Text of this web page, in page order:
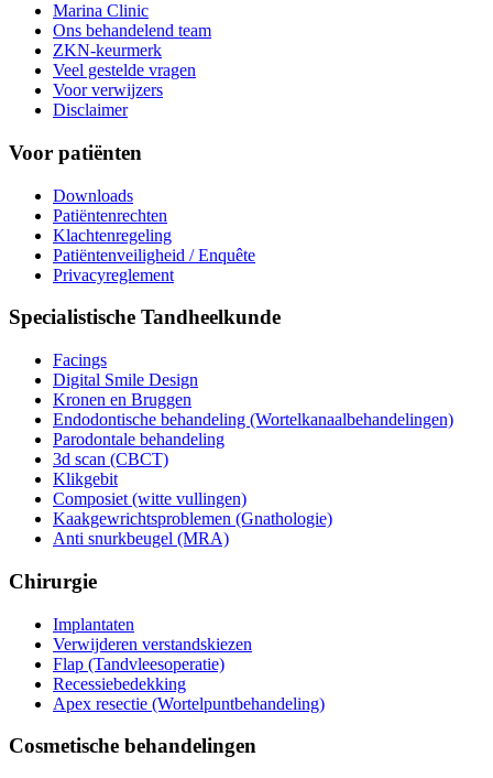
Marina Clinic
Ons behandelend team
ZKN-keurmerk
Veel gestelde vragen
Voor verwijzers
Disclaimer
Voor patiënten
Downloads
Patiëntenrechten
Klachtenregeling
Patiëntenveiligheid / Enquête
Privacyreglement
Specialistische Tandheelkunde
Facings
Digital Smile Design
Kronen en Bruggen
Endodontische behandeling (Wortelkanaalbehandelingen)
Parodontale behandeling
3d scan (CBCT)
Klikgebit
Composiet (witte vullingen)
Kaakgewrichtsproblemen (Gnathologie)
Anti snurkbeugel (MRA)
Chirurgie
Implantaten
Verwijderen verstandskiezen
Flap (Tandvleesoperatie)
Recessiebedekking
Apex resectie (Wortelpuntbehandeling)
Cosmetische behandelingen